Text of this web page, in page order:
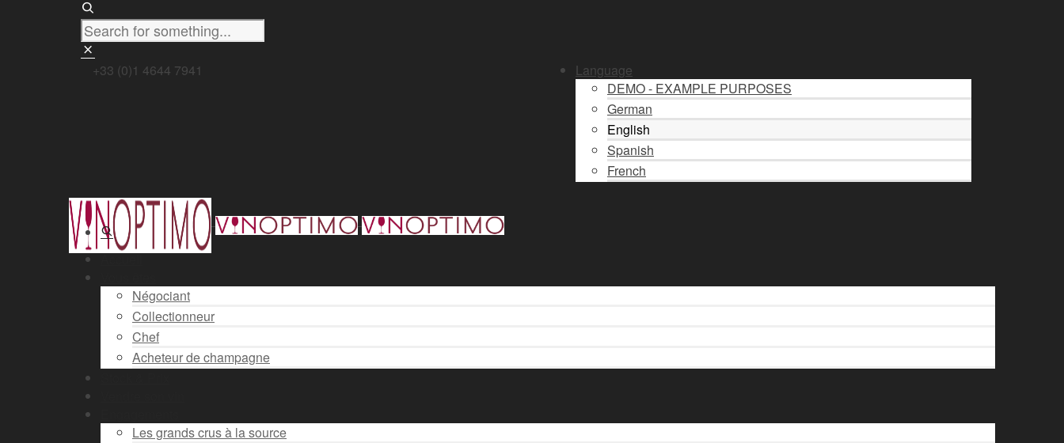
+33 (0)1 4644 7941
Language
DEMO - EXAMPLE PURPOSES
German
English
Spanish
French
Accueil
Négociant
Collectionneur
Chef
Acheteur de champagne
Les grands crus à la source